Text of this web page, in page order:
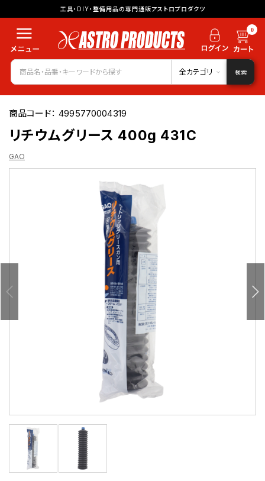
工具・DIY・整備用品の専門通販アストロプロダクツ
0
全カテゴリ 検索
商品コード：4995770004319
リチウムグリース 400g 431C
GAO